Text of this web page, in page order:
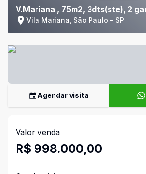
V.Mariana , 75m2, 3dts(ste), 2
Vila Mariana, São Paulo - SP
Agendar visita
Valor venda
R$ 998.000,00